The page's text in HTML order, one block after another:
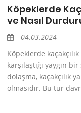
Köpeklerde
ve Nasıl
04.03.2024
Köpeklerde
karşılaştığı yaygın
dolaşma, kaçakçılık
olmasıdır. Bu tür